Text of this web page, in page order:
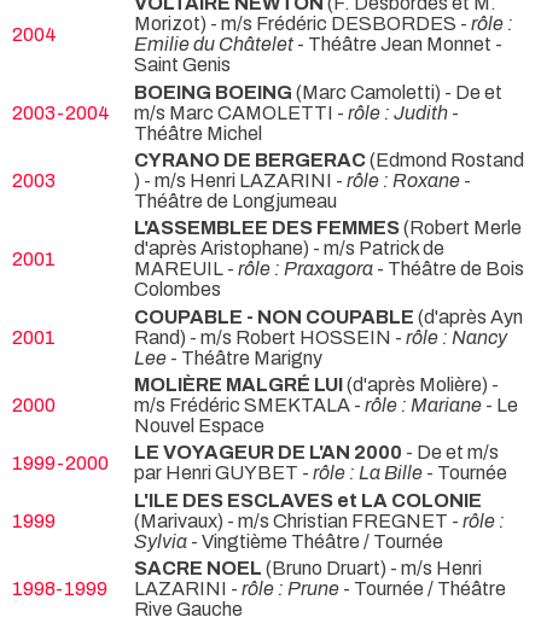
2004
Morizot) - m/s Frédéric DESBORDES - rôle :
Emilie du Châtelet - Théâtre Jean Monnet -
Saint Genis
2003-2004
BOEING BOEING (Marc Camoletti) - De et
m/s Marc CAMOLETTI - rôle : Judith -
Théâtre Michel
2003
CYRANO DE BERGERAC(Edmond Rostand
) - m/s Henri LAZARINI - rôle : Roxane -
Théâtre de Longjumeau
2001
L'ASSEMBLEE DES FEMMES(Robert Merle
d'après Aristophane) - m/s Patrick de
MAREUIL - rôle : Praxagora - Théâtre de Bois
Colombes
2001
COUPABLE - NON COUPABLE (d'après Ayn
Rand) - m/s Robert HOSSEIN - rôle : Nancy
Lee - Théâtre Marigny
2000
MOLIÈRE MALGRÉ LUI(d'après Molière) -
m/s Frédéric SMEKTALA - rôle : Mariane - Le
Nouvel Espace
1999-2000
LE VOYAGEUR DE L'AN 2000 - De et m/s
par Henri GUYBET - rôle : La Bille - Tournée
1999
L'ILE DES ESCLAVES et LA COLONIE
(Marivaux) - m/s Christian FREGNET - rôle :
Sylvia - Vingtième Théâtre / Tournée
1998-1999
SACRE NOEL (Bruno Druart) - m/s Henri
LAZARINI - rôle : Prune - Tournée / Théâtre
Rive Gauche